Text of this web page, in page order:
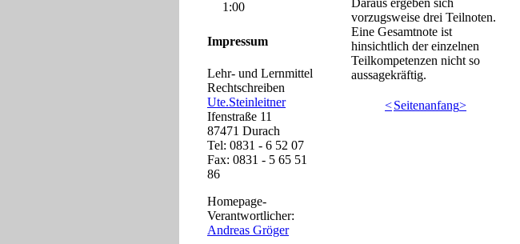
1:00
Impressum
Lehr- und Lernmittel
Rechtschreiben
Ute.Steinleitner
Ifenstraße 11
87471 Durach
Tel: 0831 - 6 52 07
Fax: 0831 - 5 65 51
86
Homepage-
Verantwortlicher:
Andreas Gröger
vorzugsweise drei Teilnoten.
Eine Gesamtnote ist
hinsichtlich der einzelnen
Teilkompetenzen nicht so
aussagekräftig.
<Seitenanfang>